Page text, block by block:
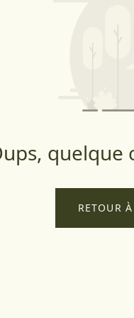
quelque
RETOUR